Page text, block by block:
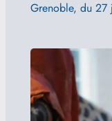
Grenoble, du